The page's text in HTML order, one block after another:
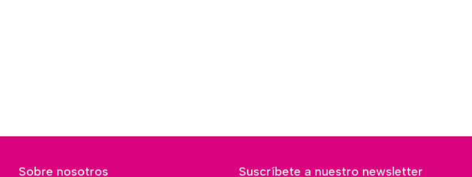
Sobre nosotros Suscríbete a nuestro newsletter